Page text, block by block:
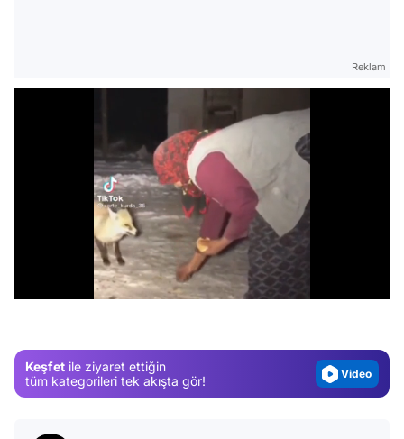
Reklam
Keşfet ile ziyaret ettiğin
tüm kategorileri tek akışta gör!
Video